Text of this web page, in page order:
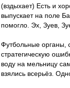
(вздыхает) Есть и
выпускает на поле
помогло. Эх, Зуев,
Футбольные органы,
стратегическую
воду на мельницу
взялись всерьёз.